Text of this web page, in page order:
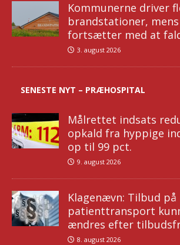
Kommunerne driver
brandstationer, mens
fortsætter med at
3. august 2026
SENESTE NYT – PRÆHOSPITAL
Målrettet indsats
opkald fra hyppige
op til 99 pct.
9. august 2026
Klagenævn: Tilbud på
patienttransport
ændres efter
8. august 2026